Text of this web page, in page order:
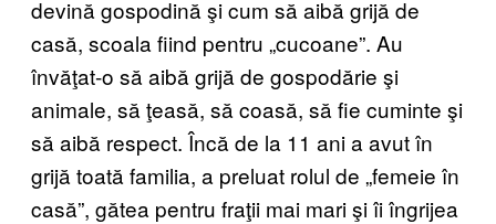
devină gospodină şi cum să aibă grijă de
casă, scoala fiind pentru „cucoane”. Au
învăţat-o să aibă grijă de gospodărie şi
animale, să ţeasă, să coasă, să fie cuminte şi
să aibă respect. Încă de la 11 ani a avut în
grijă toată familia, a preluat rolul de „femeie în
casă”, gătea pentru fraţii mai mari şi îi îngrijea